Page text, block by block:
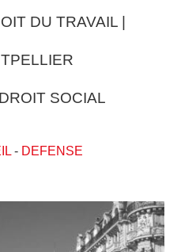
DU TRAVAIL |
SOCIAL
- DEFENSE